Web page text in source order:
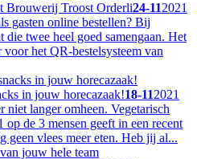
Brouwerij Troost Orderli24-112021
gasten online bestellen? Bij
twee heel goed samengaan. Het
het QR-bestelsysteem van
in jouw horecazaak!18-112021
niet langer omheen. Vegetarisch
op de 3 mensen geeft in een recent
geen vlees meer eten. Heb jij al...